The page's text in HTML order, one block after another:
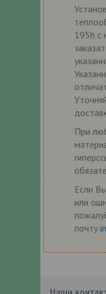
195h с
При
Если
или
почту